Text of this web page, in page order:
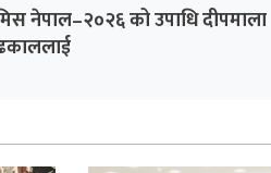
नेपाल–२०२६ को उपाधि दीपमाला